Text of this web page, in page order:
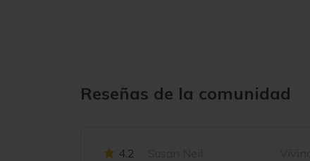
Reseñas de la comunidad
4.2